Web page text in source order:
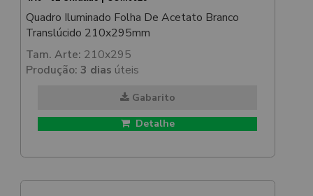
Quadro Iluminado Folha De Acetato Branco
Translúcido 210x295mm
Tam. Arte: 210x295
Produção: 3 dias úteis
Gabarito
Detalhe